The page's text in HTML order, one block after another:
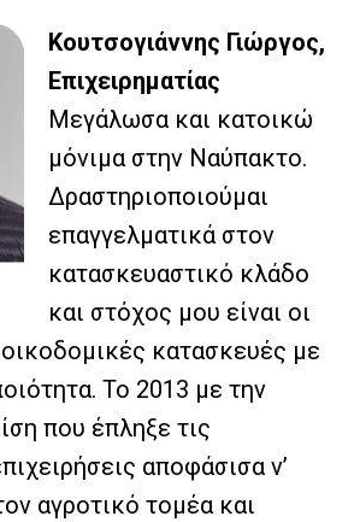
Κουτσογιάννης Γιώργος,
Επιχειρηματίας
Μεγάλωσα και κατοικώ
μόνιμα στην Ναύπακτο.
Δραστηριοποιούμαι
επαγγελματικά στον
κατασκευαστικό κλάδο
και στόχος μου είναι οι
κατασκευές με
Το 2013 με την
που έπληξε τις
αποφάσισα ν’
αγροτικό τομέα και